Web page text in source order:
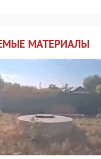
МАТЕРИАЛЫ